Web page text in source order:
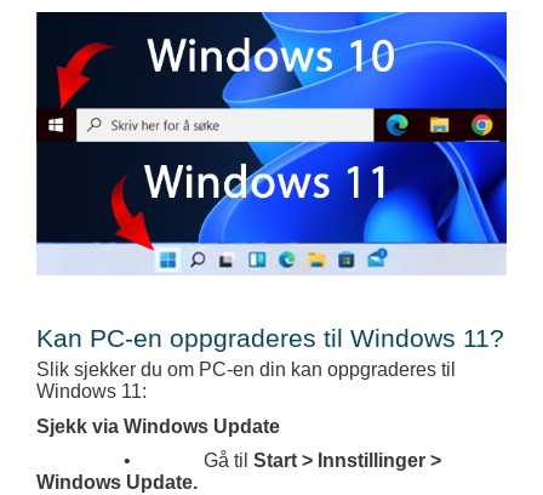
Kan PC-en oppgraderes til Windows 11?
Slik sjekker du om PC-en din kan oppgraderes til
Windows 11:
Sjekk via Windows Update
•
Gå til Start > Innstillinger >
Windows Update.